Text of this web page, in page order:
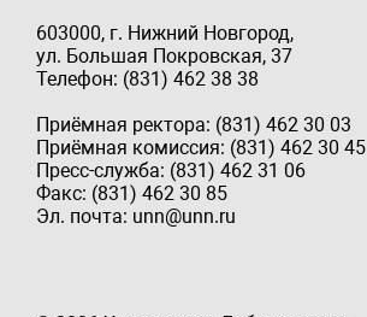
603000, г. Нижний Новгород,
ул. Большая Покровская, 37
Телефон: (831) 462 38 38
Приёмная ректора: (831) 462 30 03
Приёмная комиссия: (831) 462 30 45
Пресс-служба: (831) 462 31 06
Факс: (831) 462 30 85
Эл. почта: unn@unn.ru